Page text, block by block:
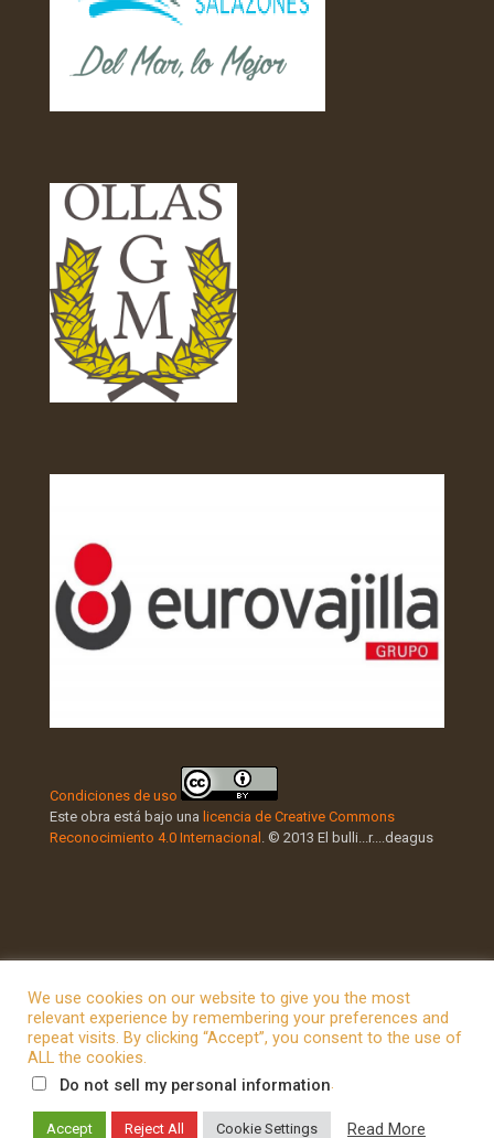
Condiciones de uso
Este obra está bajo una licencia de Creative Commons
Reconocimiento 4.0 Internacional . © 2013 El bulli...r....deagus
© 2026 Betheme by Muffin group
We use cookies on our website to give you the most
relevant experience by remembering your preferences and
repeat visits. By clicking “Accept”, you consent to the use of
ALL the cookies.
Do not sell my personal information.
Accept Reject All Cookie Settings Read More